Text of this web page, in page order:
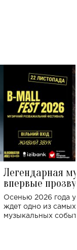
Легендарная
впервые
Украине: где
Осенью 2026 года
ждет одно из
музыкальных